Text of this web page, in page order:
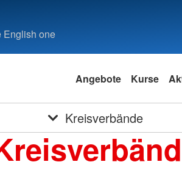
English one
Angebote Kurse
Kreisverbände